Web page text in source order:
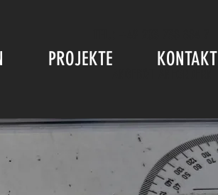
PROJEKTE KONTAKT